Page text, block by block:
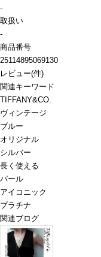
-
取扱い
-
商品番号
25114895069130
レビュー(件)
関連キーワード
TIFFANY&CO.
ヴィンテージ
ブルー
オリジナル
シルバー
長く使える
パール
アイコニック
プラチナ
関連ブログ